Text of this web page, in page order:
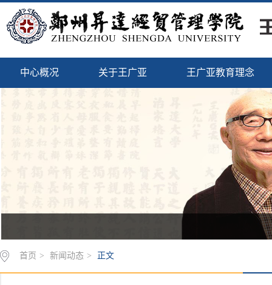
中心概况 关于王广亚 王广亚教育理念
首页 > 新闻动态 > 正文